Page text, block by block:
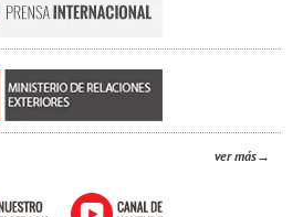
ver más